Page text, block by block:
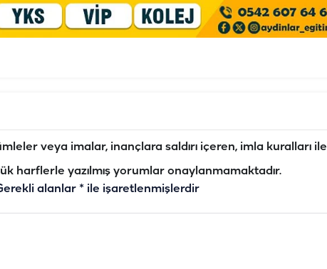
veya imalar, inançlara saldırı içeren, imla kuralları ile
harflerle yazılmış yorumlar onaylanmamaktadır.
alanlar * ile işaretlenmişlerdir